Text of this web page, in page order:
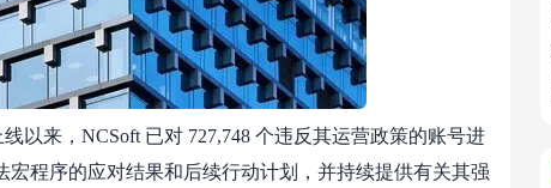
以来，NCSoft 已对 727,748 个违反其运营政策的账号进
程序的应对结果和后续行动计划，并持续提供有关其强